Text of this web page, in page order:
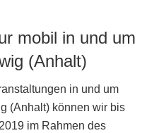
mobil in und um
(Anhalt)
in und um
(Anhalt) können wir bis
im Rahmen des